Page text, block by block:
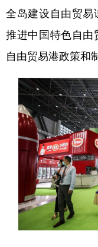
全岛建设自由贸
推进中国特色自
自由贸易港政策和